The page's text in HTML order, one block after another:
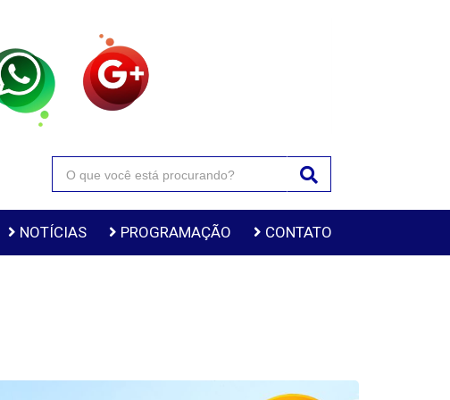
NOTÍCIAS PROGRAMAÇÃO CONTATO